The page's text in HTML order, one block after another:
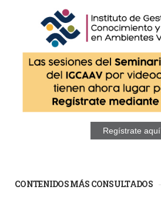
Regístrate aquí
CONTENIDOS MÁS CONSULTADOS